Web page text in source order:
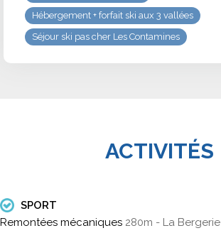
Hébergement + forfait ski aux 3 vallées
Séjour ski pas cher Les Contamines
ACTIVITÉS
SPORT
Remontées mécaniques 280m - La Bergerie